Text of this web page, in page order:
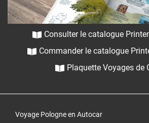
Consulter le catalogue
Commander le catalogue
Plaquette Voyages de
Voyage Pologne en Autocar